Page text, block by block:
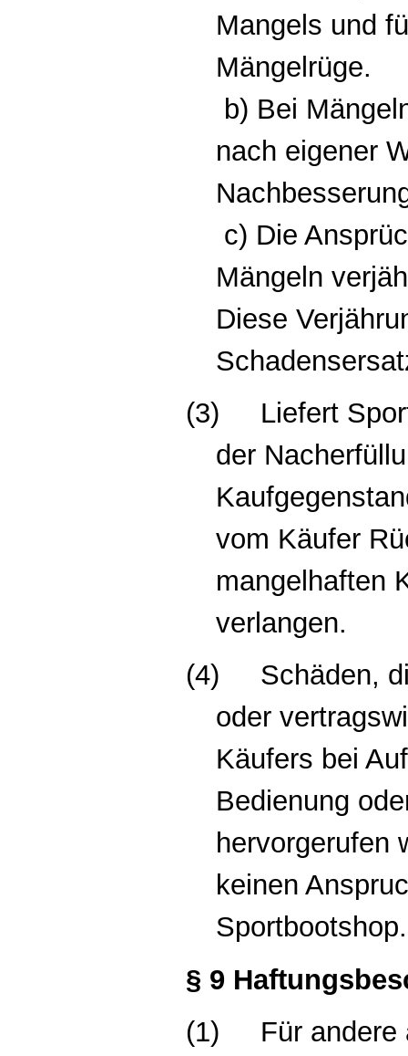
Mangels und
Mängelrüge.
b) Bei
nach eigener
c) Die
Mängeln
Diese
(3)
Liefert
der
vom Käufer
mangelhaften
verlangen.
(4)
Schäden,
oder
Käufers bei
Bedienung
hervorgerufen
keinen
§ 9
(1)
Für andere